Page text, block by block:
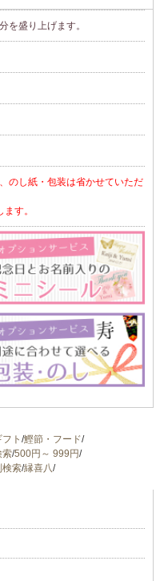
を盛り上げます。
のし紙・包装は省かせていただ
す。
ト /鰹節・フード/
索/500円～ 999円/
検索/縁喜八/